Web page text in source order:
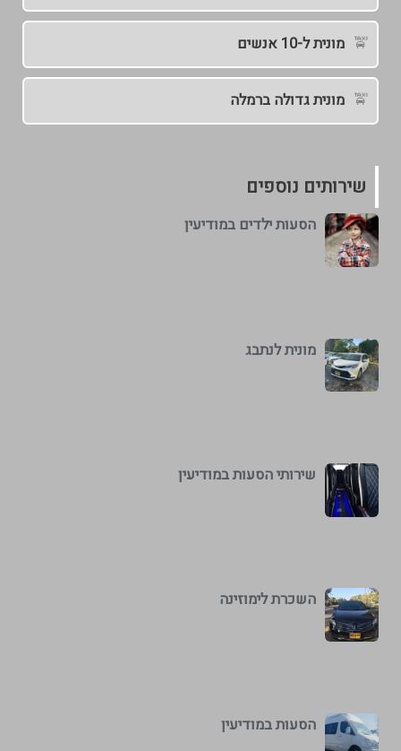
מונית ל-10 אנשים
מונית גדולה ברמלה
שירותים נוספים
הסעות ילדים במודיעין
מונית לנתבג
שירותי הסעות במודיעין
השכרת לימוזינה
הסעות במודיעין